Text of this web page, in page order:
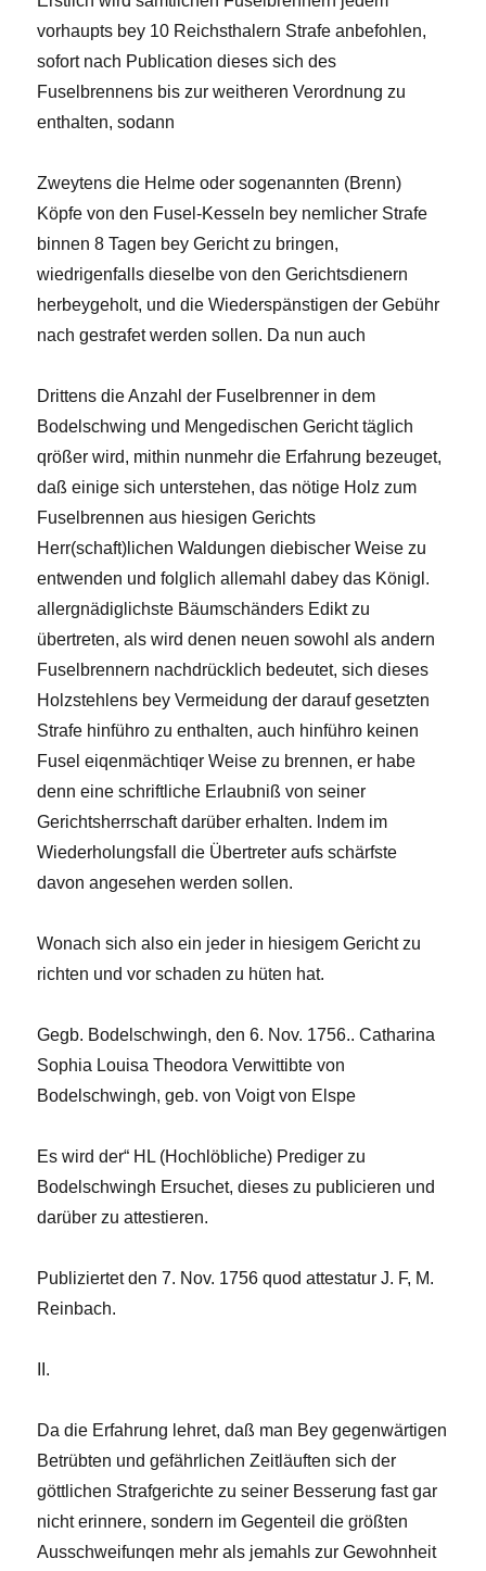
vorhaupts bey 10 Reichsthalern Strafe anbefohlen,
sofort nach Publication dieses sich des
Fuselbrennens bis zur weitheren Verordnung zu
enthalten, sodann
Zweytens die Helme oder sogenannten (Brenn)
Köpfe von den Fusel-Kesseln bey nemlicher Strafe
binnen 8 Tagen bey Gericht zu bringen,
wiedrigenfalls dieselbe von den Gerichtsdienern
herbeygeholt, und die Wiederspänstigen der Gebühr
nach gestrafet werden sollen. Da nun auch
Drittens die Anzahl der Fuselbrenner in dem
Bodelschwing und Mengedischen Gericht täglich
qrößer wird, mithin nunmehr die Erfahrung bezeuget,
daß einige sich unterstehen, das nötige Holz zum
Fuselbrennen aus hiesigen Gerichts
Herr(schaft)lichen Waldungen diebischer Weise zu
entwenden und folglich allemahl dabey das Königl.
allergnädiglichste Bäumschänders Edikt zu
übertreten, als wird denen neuen sowohl als andern
Fuselbrennern nachdrücklich bedeutet, sich dieses
Holzstehlens bey Vermeidung der darauf gesetzten
Strafe hinführo zu enthalten, auch hinführo keinen
Fusel eiqenmächtiqer Weise zu brennen, er habe
denn eine schriftliche Erlaubniß von seiner
Gerichtsherrschaft darüber erhalten. lndem im
Wiederholungsfall die Übertreter aufs schärfste
davon angesehen werden sollen.
Wonach sich also ein jeder in hiesigem Gericht zu
richten und vor schaden zu hüten hat.
Gegb. Bodelschwingh, den 6. Nov. 1756.. Catharina
Sophia Louisa Theodora Verwittibte von
Bodelschwingh, geb. von Voigt von Elspe
Es wird der“ HL (Hochlöbliche) Prediger zu
Bodelschwingh Ersuchet, dieses zu publicieren und
darüber zu attestieren.
Publiziertet den 7. Nov. 1756 quod attestatur J. F, M.
Reinbach.
II.
Da die Erfahrung lehret, daß man Bey gegenwärtigen
Betrübten und gefährlichen Zeitläuften sich der
göttlichen Strafgerichte zu seiner Besserung fast gar
nicht erinnere, sondern im Gegenteil die größten
Ausschweifunqen mehr als jemahls zur Gewohnheit